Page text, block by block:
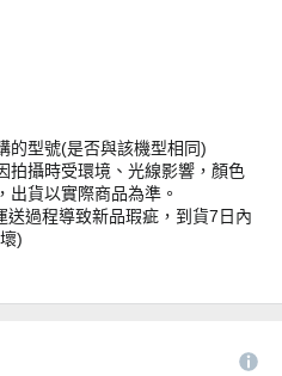
的型號(是否與該機型相同)
拍攝時受環境、光線影響，顏色
出貨以實際商品為準。
過程導致新品瑕疵，到貨7日內
)